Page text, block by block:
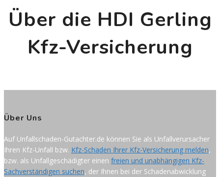
Über die HDI Gerling
Kfz-Versicherung
Über Uns
Auf Unfallschaden-Gutachter.de können Sie als Unfallverursacher
Ihren Kfz-Unfall bzw. Kfz-Schaden Ihrer Kfz-Versicherung melden,
bzw. als Unfallgeschädigter einen freien und unabhängigen Kfz-
Sachverständigen suchen, der Ihnen bei der Schadenabwicklung